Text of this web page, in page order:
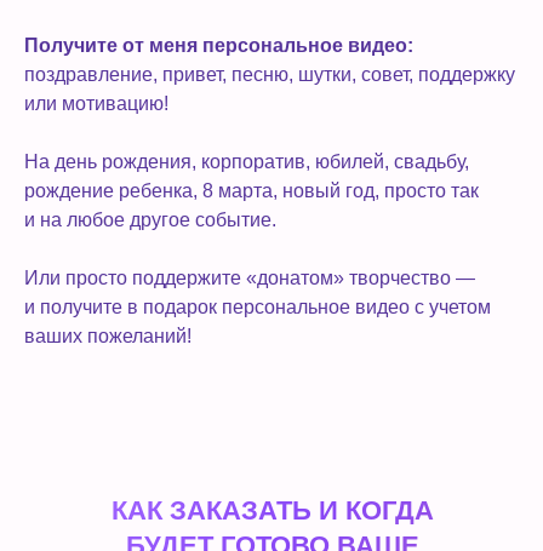
Получите от меня персональное видео:
поздравление, привет, песню, шутки, совет, поддержку
или мотивацию!
На день рождения, корпоратив, юбилей, свадьбу,
рождение ребенка, 8 марта, новый год, просто так
и на любое другое событие.
Или просто поддержите «донатом» творчество —
и получите в подарок персональное видео с учетом
ваших пожеланий!
КАК ЗАКАЗАТЬ И КОГДА